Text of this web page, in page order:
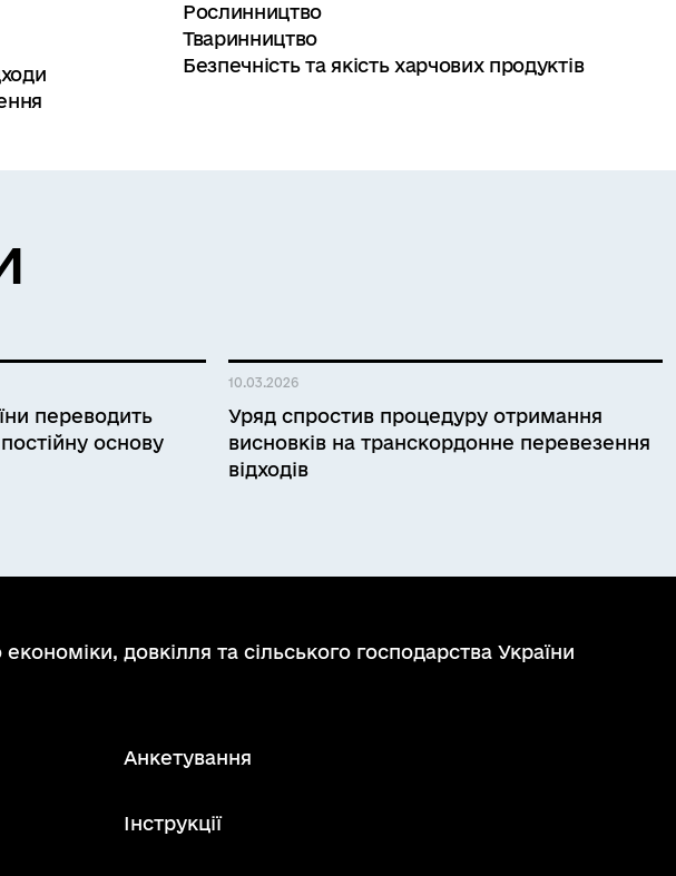
Рослинництво
Тваринництво
Безпечність та якість харчових продуктів
переводить
основу
10.03.2026
Уряд спростив процедуру отримання
висновків на транскордонне перевезення
відходів
довкілля та сільського господарства України
Анкетування
Інструкції